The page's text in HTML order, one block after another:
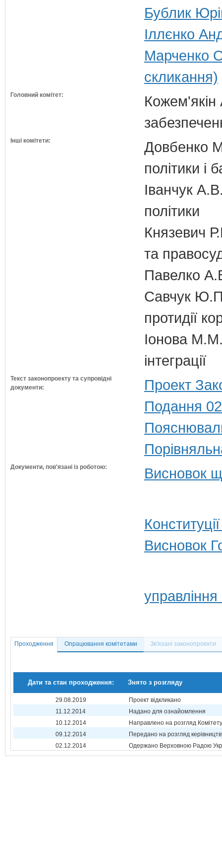
Бублик
Іллєнко
Марченко
скликання)
Головний комітет:
Кожем'якін
Інші комітети:
Довбенко
політики і
Іванчук
політики
Князевич
та
Павелко
Савчук Ю.П.
протидії
Іонова М.М.
інтеграції
Текст законопроекту та супровідні
документи:
Проект
Подання
Документи, пов'язані із роботою: Висновок
Висновок
Проходження Опрацювання комітетами Зв'язані законопроекти
Дати та стан проходження: Знято з розгляду
29.08.2019
Проект відкликано
11.12.2014
Надано для ознайомлення
10.12.2014
Направлено на розгляд Комітету
09.12.2014
Передано на розгляд
02.12.2014
Одержано Верховною Радою